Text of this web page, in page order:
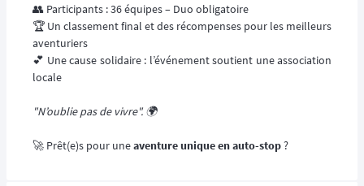
👥 Participants : 36 équipes – Duo obligatoire
🏆 Un classement final et des récompenses pour les meilleurs
aventuriers
💕 Une cause solidaire : l’événement soutient une association
locale
"N’oublie pas de vivre". 🌍
🚀 Prêt(e)s pour uneaventure unique en auto-stop?